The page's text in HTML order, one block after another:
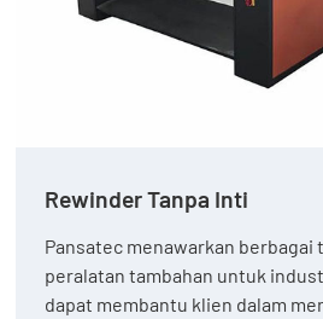
Rewinder Tanpa Inti
Pansatec menawarkan berbagai
peralatan tambahan untuk
dapat membantu klien dalam